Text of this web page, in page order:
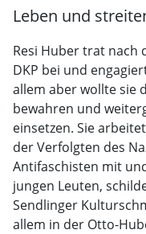
Leben und
Resi Huber trat nach
DKP bei und
allem aber wollte sie
bewahren und
einsetzen. Sie
der Verfolgten des
Antifaschisten mit
jungen Leuten,
Sendlinger
allem in der Otto-